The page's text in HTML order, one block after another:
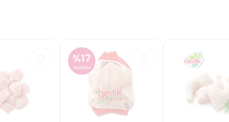
%17
İNDİRİM